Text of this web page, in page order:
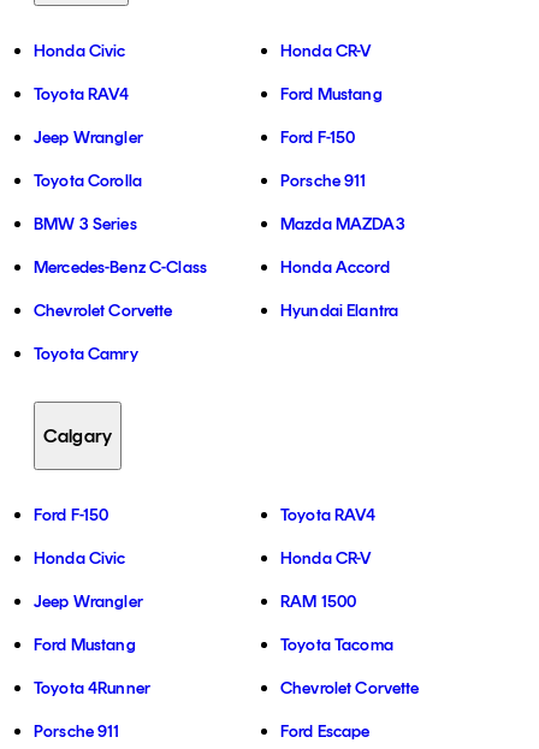
Honda Civic Honda CR-V
Toyota RAV4 Ford Mustang
Jeep Wrangler Ford F-150
Toyota Corolla Porsche 911
BMW 3 Series Mazda MAZDA3
Mercedes-Benz C-Class Honda Accord
Chevrolet Corvette Hyundai Elantra
Toyota Camry
Calgary
Ford F-150 Toyota RAV4
Honda Civic Honda CR-V
Jeep Wrangler RAM 1500
Ford Mustang Toyota Tacoma
Toyota 4Runner Chevrolet Corvette
Porsche 911 Ford Escape